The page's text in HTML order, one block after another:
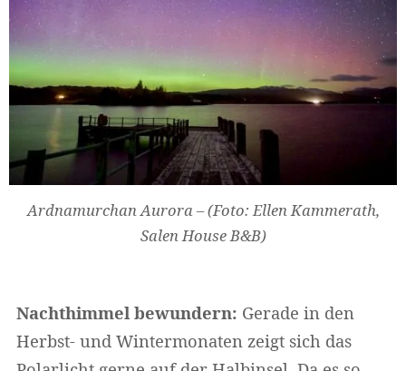
Ardnamurchan Aurora – (Foto: Ellen Kammerath,
Salen House B&B)
Nachthimmel bewundern: Gerade in den
Herbst- und Wintermonaten zeigt sich das